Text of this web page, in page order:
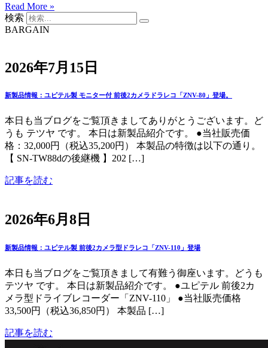
Read More »
検索
BARGAIN
2026年7月15日
新製品情報：ユピテル製 モニター付 前後2カメラドラレコ「ZNV-80」登場。
本日も当ブログをご覧頂きましてありがとうございます。ど
うも テツヤ です。 本日は新製品紹介です。 ●当社販売価
格：32,000円（税込35,200円） 本製品の特徴は以下の通り。
【 SN-TW88dの後継機 】202 […]
記事を読む
2026年6月8日
新製品情報：ユピテル製 前後2カメラ型ドラレコ「ZNV-110」登場
本日も当ブログをご覧頂きまして有難う御座います。どうも
テツヤ です。 本日は新製品紹介です。 ●ユピテル 前後2カ
メラ型ドライブレコーダー「ZNV-110」 ●当社販売価格
33,500円（税込36,850円） 本製品 […]
記事を読む